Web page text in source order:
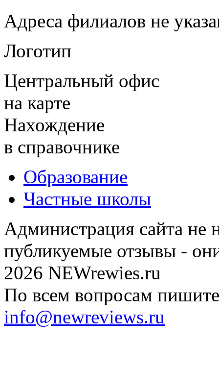
Адреса филиалов не
Логотип
Центральный офис
на карте
Нахождение
в справочнике
Образование
Частные школы
Администрация сайта не
публикуемые отзывы -
2026 NEWrewies.ru
По всем вопросам
info@newreviews.ru